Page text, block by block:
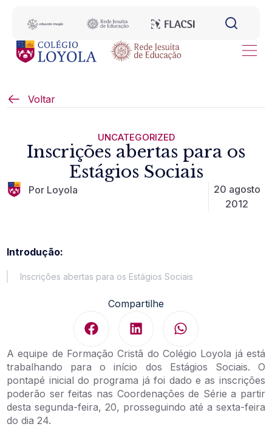
Voltar
UNCATEGORIZED
Inscrições abertas para os
Estágios Sociais
Por Loyola
20 agosto
2012
Introdução:
Inscrições abertas para os Estágios Sociais
Compartilhe
A equipe de Formação Cristã do Colégio Loyola já está
trabalhando para o início dos Estágios Sociais. O
pontapé inicial do programa já foi dado e as inscrições
poderão ser feitas nas Coordenações de Série a partir
desta segunda-feira, 20, prosseguindo até a sexta-feira
do dia 24.